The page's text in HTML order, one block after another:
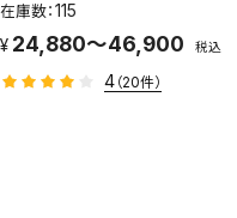
115
24,880～46,900 税込
4（20件）